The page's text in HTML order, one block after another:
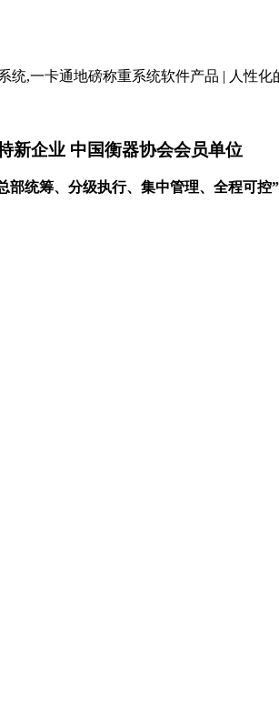
统,一卡通地磅称重系统软件产品 | 人性化
新企业 中国衡器协会会员单位
部统筹、分级执行、集中管理、全程可控